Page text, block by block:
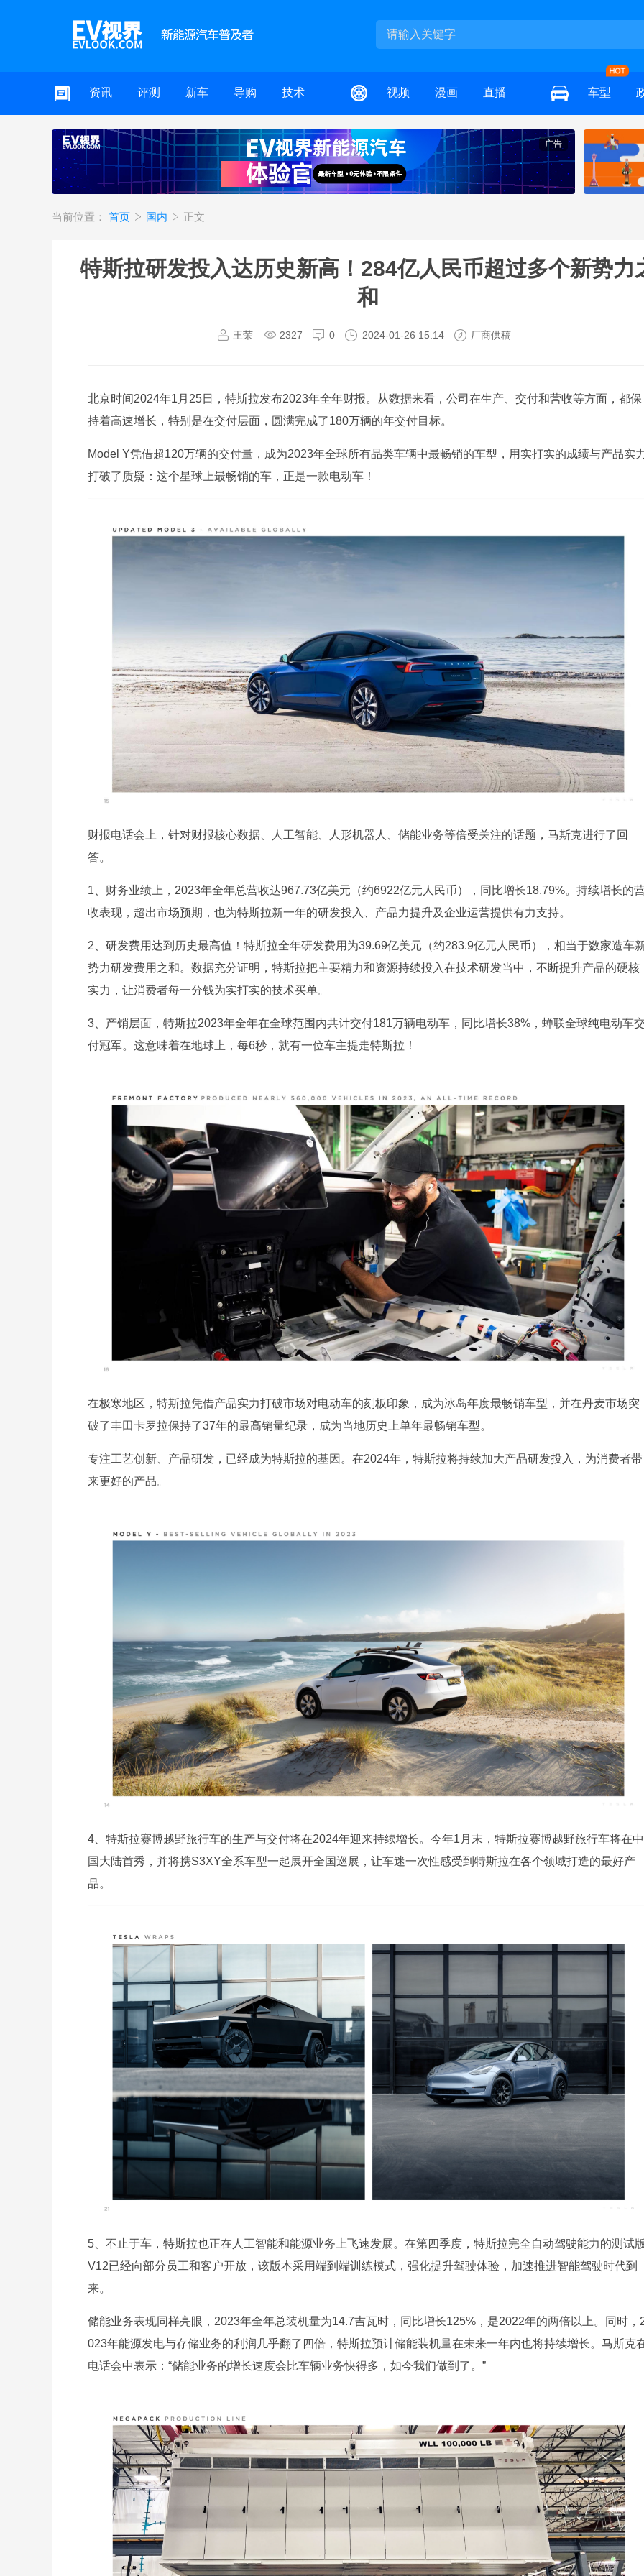
资讯 评测 新车 导购 技术 视频 漫画 直播 车型
广告
当前位置： 首页 国内 正文
特斯拉研发投入达历史新高！284亿人民币超过多个新势力
和
王荣 2327 0 2024-01-26 15:14 厂商供稿
北京时间2024年1月25日，特斯拉发布2023年全年财报。从数据来看，公司在生产、交付和营收等方面，都保
持着高速增长，特别是在交付层面，圆满完成了180万辆的年交付目标。
Model Y凭借超120万辆的交付量，成为2023年全球所有品类车辆中最畅销的车型，用实打实的成绩与产品实
打破了质疑：这个星球上最畅销的车，正是一款电动车！
财报电话会上，针对财报核心数据、人工智能、人形机器人、储能业务等倍受关注的话题，马斯克进行了回
答。
1、财务业绩上，2023年全年总营收达967.73亿美元（约6922亿元人民币），同比增长18.79%。持续增长的
收表现，超出市场预期，也为特斯拉新一年的研发投入、产品力提升及企业运营提供有力支持。
2、研发费用达到历史最高值！特斯拉全年研发费用为39.69亿美元（约283.9亿元人民币），相当于数家造车
势力研发费用之和。数据充分证明，特斯拉把主要精力和资源持续投入在技术研发当中，不断提升产品的硬核
实力，让消费者每一分钱为实打实的技术买单。
3、产销层面，特斯拉2023年全年在全球范围内共计交付181万辆电动车，同比增长38%，蝉联全球纯电动车
付冠军。这意味着在地球上，每6秒，就有一位车主提走特斯拉！
在极寒地区，特斯拉凭借产品实力打破市场对电动车的刻板印象，成为冰岛年度最畅销车型，并在丹麦市场突
破了丰田卡罗拉保持了37年的最高销量纪录，成为当地历史上单年最畅销车型。
专注工艺创新、产品研发，已经成为特斯拉的基因。在2024年，特斯拉将持续加大产品研发投入，为消费者带
来更好的产品。
4、特斯拉赛博越野旅行车的生产与交付将在2024年迎来持续增长。今年1月末，特斯拉赛博越野旅行车将在中
国大陆首秀，并将携S3XY全系车型一起展开全国巡展，让车迷一次性感受到特斯拉在各个领域打造的最好产
品。
5、不止于车，特斯拉也正在人工智能和能源业务上飞速发展。在第四季度，特斯拉完全自动驾驶能力的测试
V12已经向部分员工和客户开放，该版本采用端到端训练模式，强化提升驾驶体验，加速推进智能驾驶时代到
来。
储能业务表现同样亮眼，2023年全年总装机量为14.7吉瓦时，同比增长125%，是2022年的两倍以上。同时，
023年能源发电与存储业务的利润几乎翻了四倍，特斯拉预计储能装机量在未来一年内也将持续增长。马斯克
电话会中表示：“储能业务的增长速度会比车辆业务快得多，如今我们做到了。”